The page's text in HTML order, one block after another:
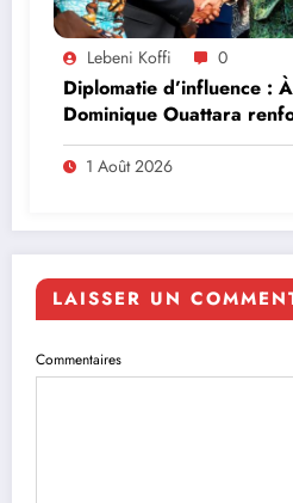
Lebeni Koffi 0
Diplomatie d’influence :
Dominique Ouattara
leadership solidaire de la
Afrique
1 Août 2026
LAISSER UN
Commentaires